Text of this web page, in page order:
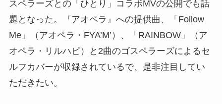
スペラーズとの「ひとり」コラボMVの公開でも話
題となった。『アオペラ』への提供曲、「Follow
Me」（アオペラ・FYA’M’）、「RAINBOW」（ア
オペラ・リルハピ）と2曲のゴスペラーズによるセ
ルフカバーが収録されているで、是非注目してい
ただきたい。